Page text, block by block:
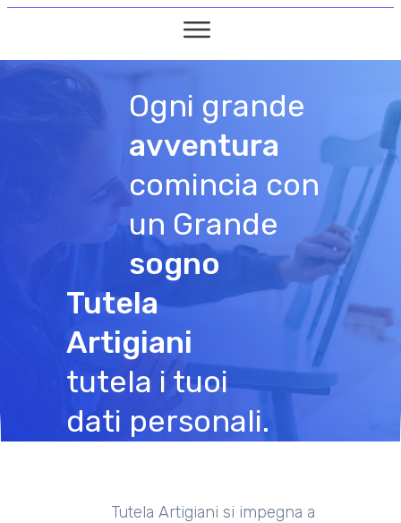
Ogni grande
avventura
comincia con
un Grande
sogno
Tutela
Artigiani
tutela i tuoi
dati personali.
Tutela Artigiani si impegna a